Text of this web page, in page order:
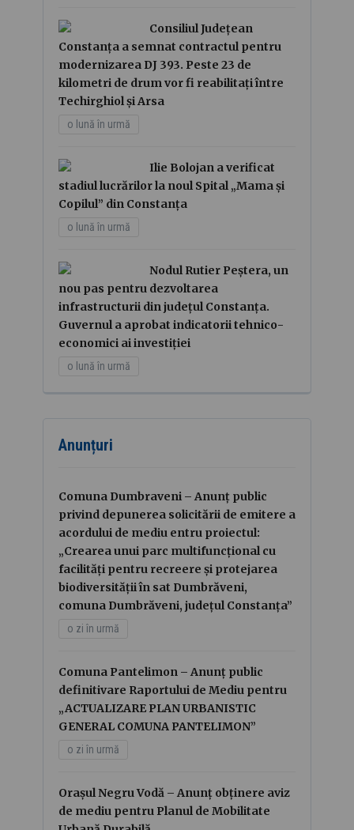
Consiliul Județean
Constanța a semnat contractul pentru
modernizarea DJ 393. Peste 23 de
kilometri de drum vor fi reabilitați între
Techirghiol și Arsa
o lună în urmă
Ilie Bolojan a verificat
stadiul lucrărilor la noul Spital „Mama și
Copilul” din Constanța
o lună în urmă
Nodul Rutier Peștera, un
nou pas pentru dezvoltarea
infrastructurii din județul Constanța.
Guvernul a aprobat indicatorii tehnico-
economici ai investiției
o lună în urmă
Anunțuri
Comuna Dumbraveni – Anunț public
privind depunerea solicitării de emitere a
acordului de mediu entru proiectul:
„Crearea unui parc multifuncțional cu
facilități pentru recreere și protejarea
biodiversității în sat Dumbrăveni,
comuna Dumbrăveni, județul Constanța”
o zi în urmă
Comuna Pantelimon – Anunț public
definitivare Raportului de Mediu pentru
„ACTUALIZARE PLAN URBANISTIC
GENERAL COMUNA PANTELIMON”
o zi în urmă
Orașul Negru Vodă – Anunț obținere aviz
de mediu pentru Planul de Mobilitate